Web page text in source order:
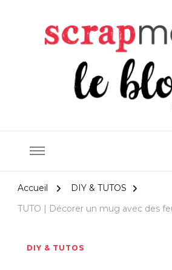
Le Blog
Accueil
DIY & TUTOS
TUTO | Décorer un mug avec des
DIY & TUTOS